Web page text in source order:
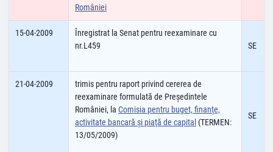
României
15-04-2009
Înregistrat la Senat pentru reexaminare cu
nr.L459
SE
21-04-2009
trimis pentru raport privind cererea de
reexaminare formulată de Președintele
României, la Comisia pentru buget, finanţe,
activitate bancară şi piaţă de capital (TERMEN:
13/05/2009)
SE